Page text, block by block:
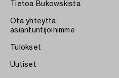
Tietoa Bukowskista
Ota yhteyttä
asiantuntijoihimme
Tulokset
Uutiset